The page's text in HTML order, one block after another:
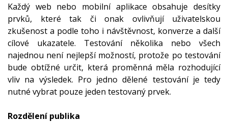
Každý web nebo mobilní aplikace obsahuje desítky
prvků, které tak či onak ovlivňují uživatelskou
zkušenost a podle toho i návštěvnost, konverze a další
cílové ukazatele. Testování několika nebo všech
najednou není nejlepší možností, protože po testování
bude obtížné určit, která proměnná měla rozhodující
vliv na výsledek. Pro jedno dělené testování je tedy
nutné vybrat pouze jeden testovaný prvek.
Rozdělení publika